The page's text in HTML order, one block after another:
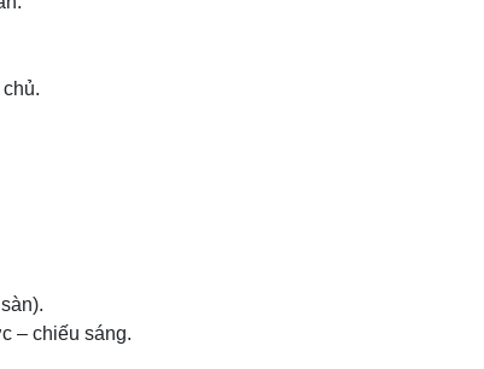
– chiếu sáng.